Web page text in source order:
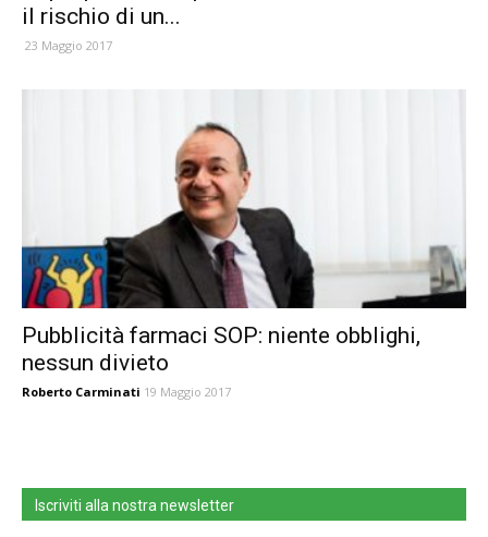
il rischio di un...
23 Maggio 2017
Pubblicità farmaci SOP: niente obblighi,
nessun divieto
Roberto Carminati 19 Maggio 2017
Iscriviti alla nostra newsletter